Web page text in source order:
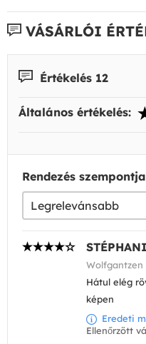
VÁSÁRLÓI
Értékelés 12
Általános értékelés:
Rendezés szempontja
Wolfgantzen
Hátul elég
képen
Eredeti
Ellenőrzött